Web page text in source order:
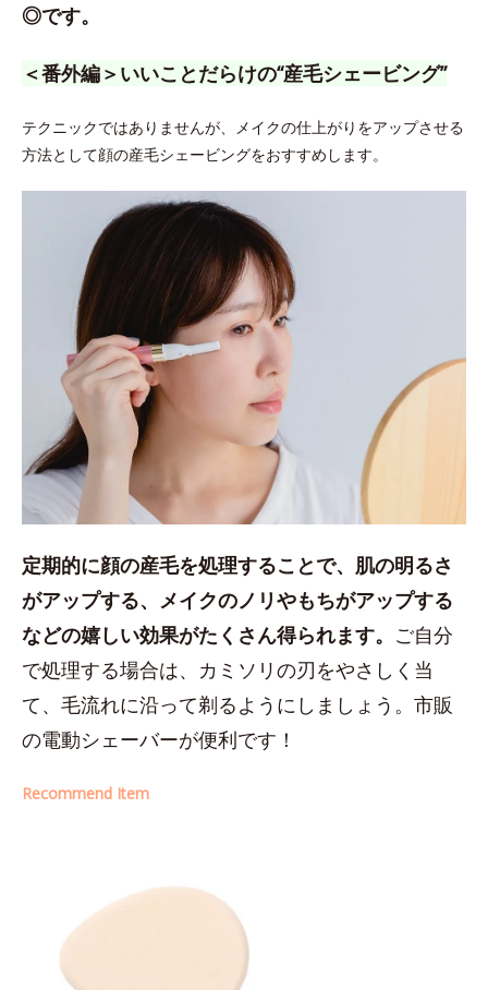
◎です。
＜番外編＞いいことだらけの“産毛シェービング”
テクニックではありませんが、メイクの仕上がりをアップさせる
方法として顔の産毛シェービングをおすすめします。
定期的に顔の産毛を処理することで、肌の明るさ
がアップする、メイクのノリやもちがアップする
などの嬉しい効果がたくさん得られます。 ご自分
で処理する場合は、カミソリの刃をやさしく当
て、毛流れに沿って剃るようにしましょう。市販
の電動シェーバーが便利です！
Recommend Item